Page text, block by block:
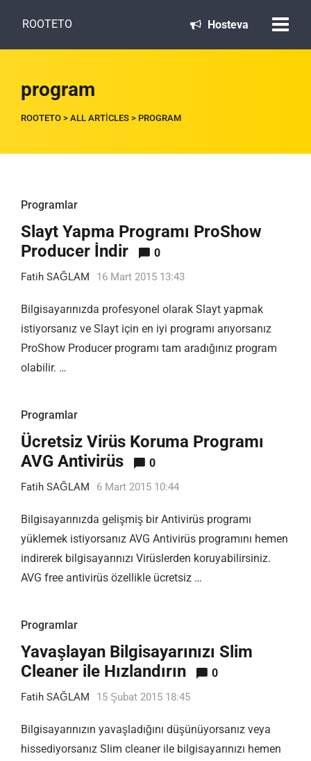
ROOTETO Hosteva
program
ROOTETO > ALL ARTICLES > PROGRAM
Programlar
Slayt Yapma Programı ProShow
Producer İndir
0
Fatih SAĞLAM 16 Mart 2015 13:43
Bilgisayarınızda profesyonel olarak Slayt yapmak
istiyorsanız ve Slayt için en iyi programı arıyorsanız
ProShow Producer programı tam aradığınız program
olabilir. …
Programlar
Ücretsiz Virüs Koruma Programı
AVG Antivirüs
0
Fatih SAĞLAM 6 Mart 2015 10:44
Bilgisayarınızda gelişmiş bir Antivirüs programı
yüklemek istiyorsanız AVG Antivirüs programını hemen
indirerek bilgisayarınızı Virüslerden koruyabilirsiniz.
AVG free antivirüs özellikle ücretsiz …
Programlar
Yavaşlayan Bilgisayarınızı Slim
Cleaner ile Hızlandırın
0
Fatih SAĞLAM 15 Şubat 2015 18:45
Bilgisayarınızın yavaşladığını düşünüyorsanız veya
hissediyorsanız Slim cleaner ile bilgisayarınızı hemen